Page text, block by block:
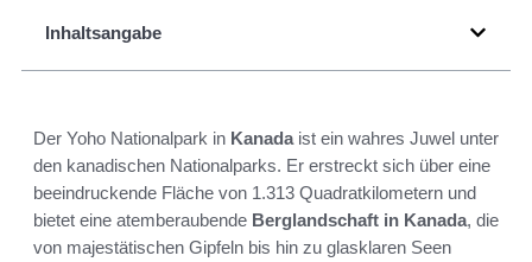
Inhaltsangabe
Der Yoho Nationalpark in Kanadaist ein wahres Juwel unter
den kanadischen Nationalparks. Er erstreckt sich über eine
beeindruckende Fläche von 1.313 Quadratkilometern und
bietet eine atemberaubende Berglandschaft in Kanada, die
von majestätischen Gipfeln bis hin zu glasklaren Seen